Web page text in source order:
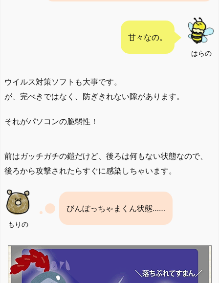
はらの
甘々なの。
ウイルス対策ソフトも大事です。
が、完ぺきではなく、防ぎきれない隙があります。
それがパソコンの脆弱性！
前はガッチガチの鎧だけど、後ろは何もない状態なので、
後ろから攻撃されたらすぐに感染しちゃいます。
もりの
びんぼっちゃまくん状態……